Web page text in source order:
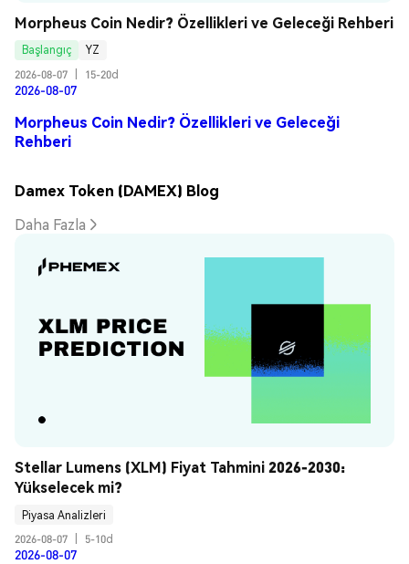
Morpheus Coin Nedir? Özellikleri ve Geleceği Rehberi
Başlangıç
YZ
2026-08-07
15-20d
2026-08-07
Morpheus Coin Nedir? Özellikleri ve Geleceği
Rehberi
Damex Token (DAMEX) Blog
Daha Fazla
Stellar Lumens (XLM) Fiyat Tahmini 2026-2030:
Yükselecek mi?
Piyasa Analizleri
2026-08-07
5-10d
2026-08-07